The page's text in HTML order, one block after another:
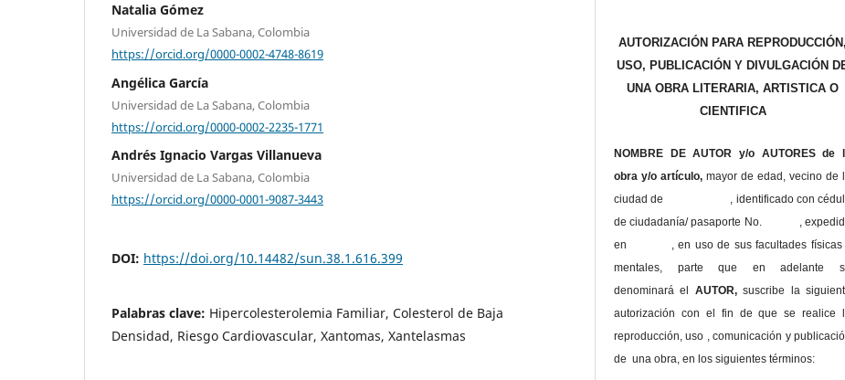
Natalia Gómez
Universidad de La Sabana, Colombia
https://orcid.org/0000-0002-4748-8619
Angélica García
Universidad de La Sabana, Colombia
https://orcid.org/0000-0002-2235-1771
Andrés Ignacio Vargas Villanueva
Universidad de La Sabana, Colombia
https://orcid.org/0000-0001-9087-3443
DOI: https://doi.org/10.14482/sun.38.1.616.399
Palabras clave: Hipercolesterolemia Familiar, Colesterol de Baja
Densidad, Riesgo Cardiovascular, Xantomas, Xantelasmas
AUTORIZACIÓN PARA REPRODUCCIÓN,
USO, PUBLICACIÓN Y DIVULGACIÓN
UNA OBRA LITERARIA, ARTISTICA O
CIENTIFICA
NOMBRE DE AUTOR y/o AUTORES de
obra y/o artículo,mayor de edad, vecino de
ciudad de , identificado con
de ciudadanía/ pasaporte No. ,
en , en uso de sus facultades físicas
mentales, parte que en adelante
denominará el AUTOR,suscribe la
autorización con el fin de que se realice
reproducción, uso , comunicación y
de una obra, en los siguientes términos: